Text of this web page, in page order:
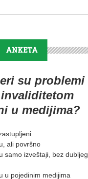
ANKETA
su problemi
u medijima?
ali površno
samo izveštaji, bez dubljeg
u pojedinim medijima